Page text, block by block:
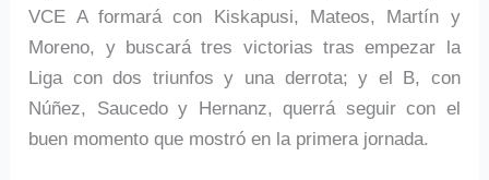
VCE A formará con Kiskapusi, Mateos, Martín y
Moreno, y buscará tres victorias tras empezar la
Liga con dos triunfos y una derrota; y el B, con
Núñez, Saucedo y Hernanz, querrá seguir con el
buen momento que mostró en la primera jornada.